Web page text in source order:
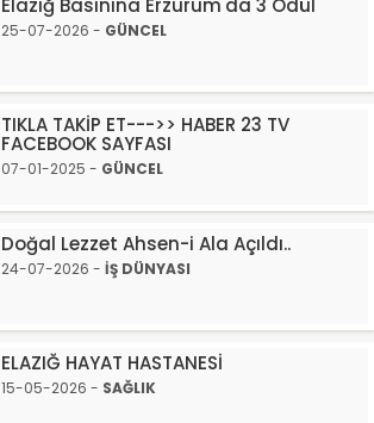
Elazığ Basınına Erzurum'da 3 Ödül
25-07-2026 - GÜNCEL
TIKLA TAKİP ET--->> HABER 23 TV
FACEBOOK SAYFASI
07-01-2025 - GÜNCEL
Doğal Lezzet Ahsen-i Ala Açıldı..
24-07-2026 - İŞ DÜNYASI
ELAZIĞ HAYAT HASTANESİ
15-05-2026 - SAĞLIK